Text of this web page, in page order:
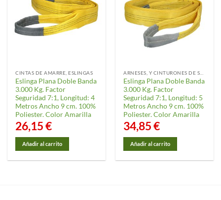
CINTAS DE AMARRE, ESLINGAS
Eslinga Plana Doble Banda
3.000 Kg. Factor
Seguridad 7:1, Longitud: 4
Metros Ancho 9 cm. 100%
Poliester. Color Amarilla
26,15€
Añadir al carrito
Eslinga Plana Doble Banda
3.000 Kg. Factor
Seguridad 7:1, Longitud: 5
Metros Ancho 9 cm. 100%
Poliester. Color Amarilla
34,85€
Añadir al carrito